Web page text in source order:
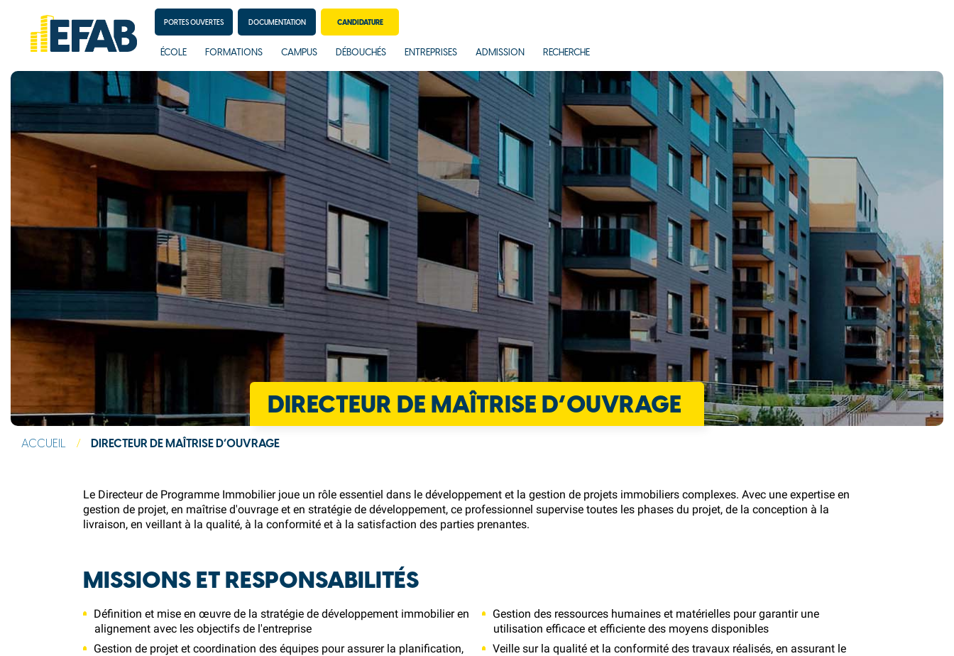
ÉCOLE FORMATIONS CAMPUS DÉBOUCHÉS ENTREPRISES ADMISSION RECHERCHE
PORTES OUVERTES DOCUMENTATION CANDIDATURE
DIRECTEUR DE MAÎTRISE D’OUVRAGE
ACCUEIL / DIRECTEUR DE MAÎTRISE D’OUVRAGE
Le Directeur de Programme Immobilier joue un rôle essentiel dans le développement et la gestion de projets immobiliers complexes. Avec une expertise en
gestion de projet, en maîtrise d'ouvrage et en stratégie de développement, ce professionnel supervise toutes les phases du projet, de la conception à la
livraison, en veillant à la qualité, à la conformité et à la satisfaction des parties prenantes.
MISSIONS ET RESPONSABILITÉS
Définition et mise en œuvre de la stratégie de développement immobilier en
alignement avec les objectifs de l'entreprise
Gestion de projet et coordination des équipes pour assurer la planification,
Gestion des ressources humaines et matérielles pour garantir une
utilisation efficace et efficiente des moyens disponibles
Veille sur la qualité et la conformité des travaux réalisés, en assurant le